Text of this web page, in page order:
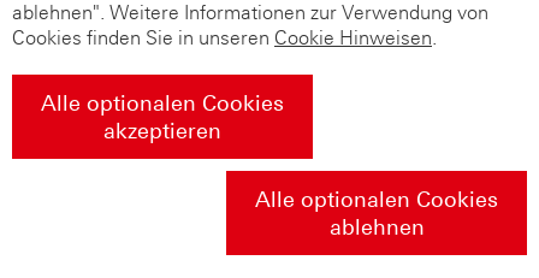
ablehnen". Weitere Informationen zur Verwendung von
Cookies finden Sie in unseren Cookie Hinweisen.
Alle optionalen Cookies
akzeptieren
Alle optionalen Cookies
ablehnen